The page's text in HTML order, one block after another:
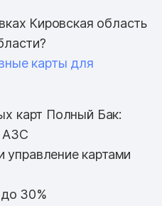
Кировская область
карты для
карт Полный Бак:
АЗС
управление картами
30%